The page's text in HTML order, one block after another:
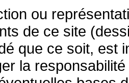
ou
de ce site
que ce soit, est
la